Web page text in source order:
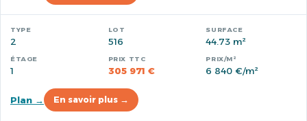
2 516 44.73 m²
1 305 971 € 6 840 €/m²
Plan → En savoir plus →